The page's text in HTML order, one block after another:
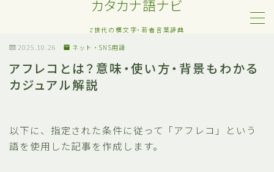
カタカナ語ナビ
Z世代の横文字・若者言葉辞典
MENU
Z世代・若者カタカナ語
恋愛・人間関係のカタカナ語
2025.10.26 ネット・SNS用語
アフレコとは？意味・使い方・背景もわかる
カジュアル解説
以下に、指定された条件に従って「アフレコ」という
語を使用した記事を作成します。